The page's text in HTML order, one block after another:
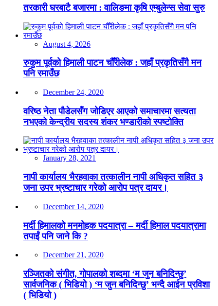
तरकारी घरबाटै बजारमा : वालिङमा कृषि एम्बुलेन्स सेवा सुरु
August 4, 2026
रुकुम पूर्वको हिमाली पाटन चौँरीलेक : जहाँ प्रकृतिसँगै मन
पनि रमाउँछ
December 24, 2020
वरिष्ठ नेता पौडेलसँग जोडिएर आएको समाचारमा सत्यता
नभएको केन्द्रीय सदस्य शंकर भण्डारीको स्पष्टोक्ति
January 28, 2021
नापी कार्यालय भैरहवाका तत्कालीन नापी अधिकृत सहित ३
जना उपर भ्रष्टाचार गरेको आरोप पत्र दायर।
December 14, 2020
मर्दी हिमालको मनमोहक पदयात्रा – मर्दी हिमाल पदयात्रामा
तपाईं पनि जाने कि ?
December 21, 2020
रञ्जितको संगीत, गोपालको शब्दमा ‘म जुन बनिदिन्छु’
सार्वजनिक ( भिडियो ) ‘म जुन बनिदिन्छु’ भन्दै आईन प्रविशा
( भिडियो )